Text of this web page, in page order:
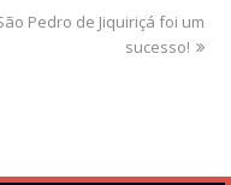
nextPedro de Jiquiriçá foi um
sucesso!